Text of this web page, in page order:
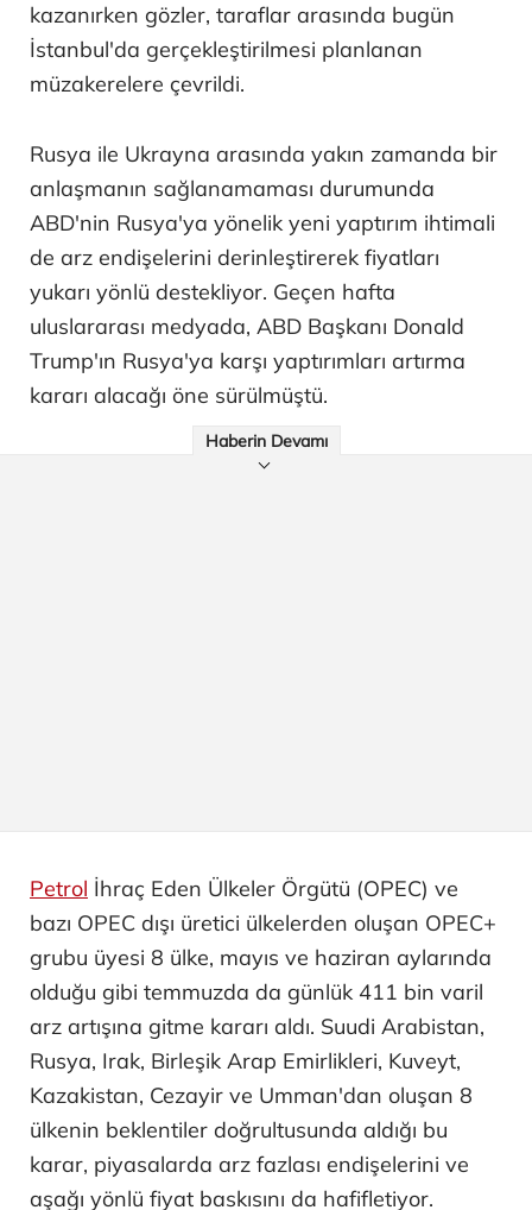
kazanırken gözler, taraflar arasında bugün
İstanbul'da gerçekleştirilmesi planlanan
müzakerelere çevrildi.
Rusya ile Ukrayna arasında yakın zamanda bir
anlaşmanın sağlanamaması durumunda
ABD'nin Rusya'ya yönelik yeni yaptırım ihtimali
de arz endişelerini derinleştirerek fiyatları
yukarı yönlü destekliyor. Geçen hafta
uluslararası medyada, ABD Başkanı Donald
Trump'ın Rusya'ya karşı yaptırımları artırma
kararı alacağı öne sürülmüştü.
Haberin Devamı
Petrol İhraç Eden Ülkeler Örgütü (OPEC) ve
bazı OPEC dışı üretici ülkelerden oluşan OPEC+
grubu üyesi 8 ülke, mayıs ve haziran aylarında
olduğu gibi temmuzda da günlük 411 bin varil
arz artışına gitme kararı aldı. Suudi Arabistan,
Rusya, Irak, Birleşik Arap Emirlikleri, Kuveyt,
Kazakistan, Cezayir ve Umman'dan oluşan 8
ülkenin beklentiler doğrultusunda aldığı bu
karar, piyasalarda arz fazlası endişelerini ve
aşağı yönlü fiyat baskısını da hafifletiyor.